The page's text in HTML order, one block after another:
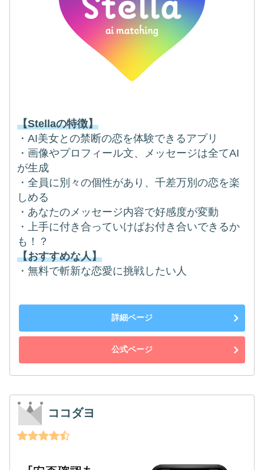
【Stellaの特徴】
・AI美女との禁断の恋を体験できるアプリ
・画像やプロフィール文、メッセージは全てAI
が生成
・全員に別々の個性があり、千差万別の恋を楽
しめる
・あなたのメッセージ内容で好感度が変動
・上手に付き合っていけばお付き合いできるか
も！？
【おすすめな人】
・無料で斬新な恋愛に挑戦したい人
詳細ページ
公式ページ
ココダヨ